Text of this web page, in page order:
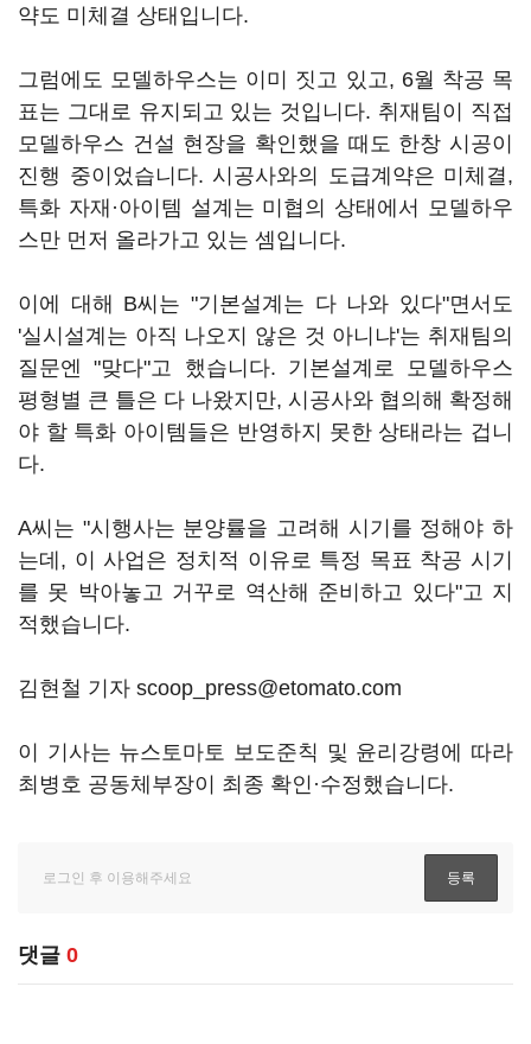
약도 미체결 상태입니다.
그럼에도 모델하우스는 이미 짓고 있고, 6월 착공 목
표는 그대로 유지되고 있는 것입니다. 취재팀이 직접
모델하우스 건설 현장을 확인했을 때도 한창 시공이
진행 중이었습니다. 시공사와의 도급계약은 미체결,
특화 자재·아이템 설계는 미협의 상태에서 모델하우
스만 먼저 올라가고 있는 셈입니다.
이에 대해 B씨는 "기본설계는 다 나와 있다"면서도
'실시설계는 아직 나오지 않은 것 아니냐'는 취재팀의
질문엔 "맞다"고 했습니다. 기본설계로 모델하우스
평형별 큰 틀은 다 나왔지만, 시공사와 협의해 확정해
야 할 특화 아이템들은 반영하지 못한 상태라는 겁니
다.
A씨는 "시행사는 분양률을 고려해 시기를 정해야 하
는데, 이 사업은 정치적 이유로 특정 목표 착공 시기
를 못 박아놓고 거꾸로 역산해 준비하고 있다"고 지
적했습니다.
김현철 기자 scoop_press@etomato.com
이 기사는 뉴스토마토 보도준칙 및 윤리강령에 따라
최병호 공동체부장이 최종 확인·수정했습니다.
댓글 0